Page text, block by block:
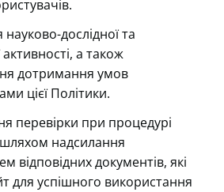
дослідної та
а також
дотримання умов
цієї Політики.
перевірки при процедурі
шляхом надсилання
відповідних документів, які
для успішного використання